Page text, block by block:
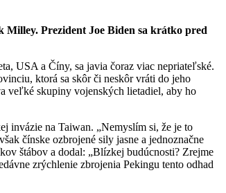
Milley. Prezident Joe Biden sa krátko pred
USA a Číny, sa javia čoraz viac nepriateľské.
ktorá sa skôr či neskôr vráti do jeho
veľké skupiny vojenských lietadiel, aby ho
invázie na Taiwan. „Nemyslím si, že je to
čínske ozbrojené sily jasne a jednoznačne
štábov a dodal: „Blízkej budúcnosti? Zrejme
zrýchlenie zbrojenia Pekingu tento odhad